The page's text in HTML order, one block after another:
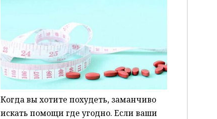
P
Когда вы хотите похудеть, заманчиво
искать помощи где угодно. Если ваши